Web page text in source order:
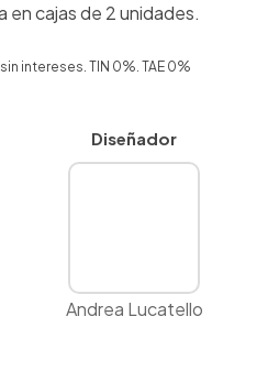
en cajas de 2 unidades.
intereses. TIN 0%. TAE 0%
Diseñador
Andrea Lucatello